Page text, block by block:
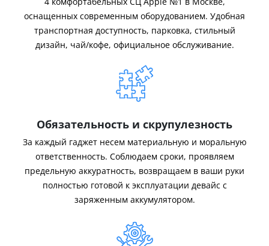
оснащенных современным оборудованием. Удобная
транспортная доступность, парковка, стильный
дизайн, чай/кофе, официальное обслуживание.
Обязательность и скрупулезность
За каждый гаджет несем материальную и моральную
ответственность. Соблюдаем сроки, проявляем
предельную аккуратность, возвращаем в ваши руки
полностью готовой к эксплуатации девайс с
заряженным аккумулятором.